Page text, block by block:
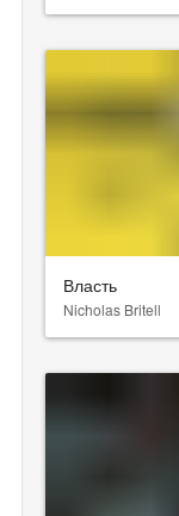
Власть
Nicholas Britell